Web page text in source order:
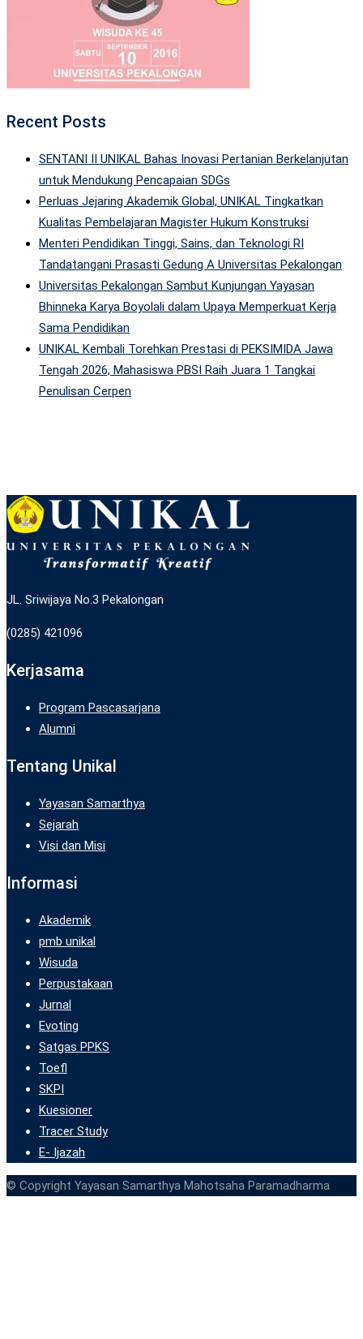
Recent Posts
SENTANI II UNIKAL Bahas Inovasi Pertanian Berkelanjutan
untuk Mendukung Pencapaian SDGs
Perluas Jejaring Akademik Global, UNIKAL Tingkatkan
Kualitas Pembelajaran Magister Hukum Konstruksi
Menteri Pendidikan Tinggi, Sains, dan Teknologi RI
Tandatangani Prasasti Gedung A Universitas Pekalongan
Universitas Pekalongan Sambut Kunjungan Yayasan
Bhinneka Karya Boyolali dalam Upaya Memperkuat Kerja
Sama Pendidikan
UNIKAL Kembali Torehkan Prestasi di PEKSIMIDA Jawa
Tengah 2026, Mahasiswa PBSI Raih Juara 1 Tangkai
Penulisan Cerpen
JL. Sriwijaya No.3 Pekalongan
(0285) 421096
Kerjasama
Program Pascasarjana
Alumni
Tentang Unikal
Yayasan Samarthya
Sejarah
Visi dan Misi
Informasi
Akademik
pmb unikal
Wisuda
Perpustakaan
Jurnal
Evoting
Satgas PPKS
Toefl
SKPI
Kuesioner
Tracer Study
E- Ijazah
© Copyright Yayasan Samarthya Mahotsaha Paramadharma